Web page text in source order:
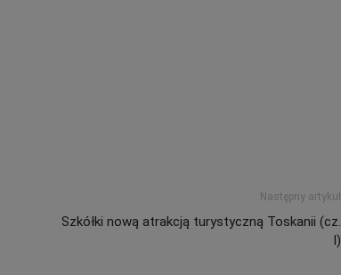
Następny artykuł
Szkółki nową atrakcją turystyczną Toskanii (cz.
I)